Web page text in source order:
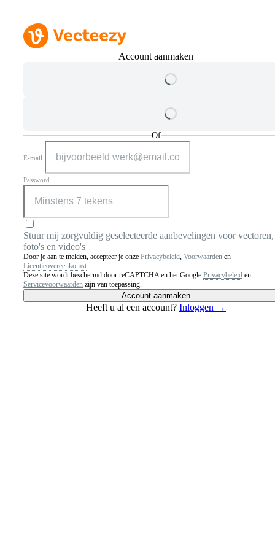
Account aanmaken
Of
E-mail
Password
Stuur mij zorgvuldig geselecteerde aanbevelingen voor vectoren,
foto's en video's
Door je aan te melden, accepteer je onze Privacybeleid, Voorwaarden en
Licentieovereenkomst.
Deze site wordt beschermd door reCAPTCHA en het Google Privacybeleid en
Servicevoorwaarden zijn van toepassing.
Account aanmaken
Heeft u al een account? Inloggen →